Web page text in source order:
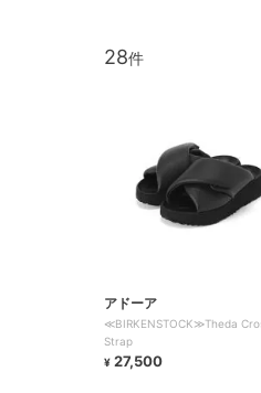
28
アドーア
≪BIRKENSTOCK≫Theda
Strap
¥ 27,500